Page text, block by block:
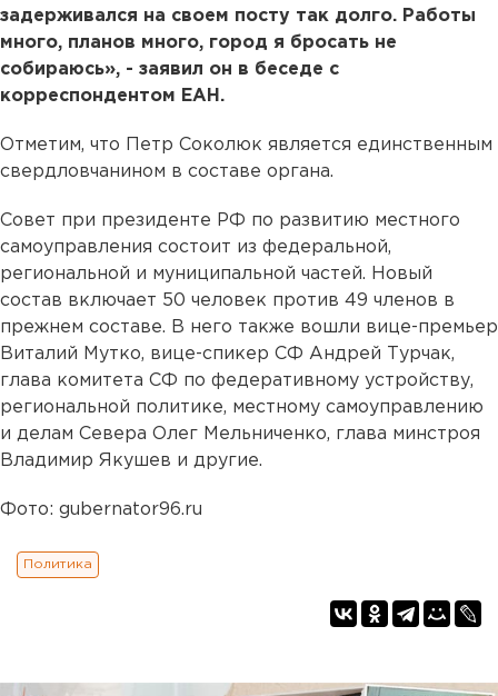
задерживался на своем посту так долго. Работы
много, планов много, город я бросать не
собираюсь», - заявил он в беседе с
корреспондентом ЕАН.
Отметим, что Петр Соколюк является единственным
свердловчанином в составе органа.
Совет при президенте РФ по развитию местного
самоуправления состоит из федеральной,
региональной и муниципальной частей. Новый
состав включает 50 человек против 49 членов в
прежнем составе. В него также вошли вице-премьер
Виталий Мутко, вице-спикер СФ Андрей Турчак,
глава комитета СФ по федеративному устройству,
региональной политике, местному самоуправлению
и делам Севера Олег Мельниченко, глава минстроя
Владимир Якушев и другие.
Фото: gubernator96.ru
Политика